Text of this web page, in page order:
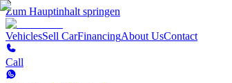
Zum Hauptinhalt springen
VehiclesSell CarFinancingAbout UsContact
Call